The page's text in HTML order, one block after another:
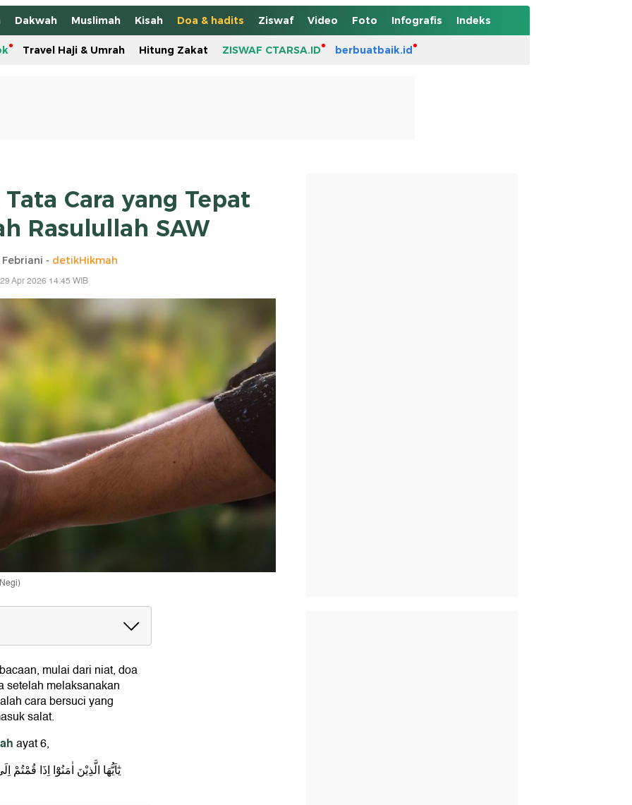
Dakwah Muslimah Kisah Doa & hadits Ziswaf Video Foto Infografis Indeks
Travel Haji & Umrah Hitung Zakat ZISWAF CTARSA.ID berbuatbaik.id
Cara yang Tepat
Rasulullah SAW
- detikHikmah
Apr 2026 14:45 WIB
mulai dari niat, doa
setelah melaksanakan
cara bersuci yang
salat.
ayat 6,
يٰٓاَيُّهَا الَّذِيْنَ اٰمَنُوْٓا اِذَا